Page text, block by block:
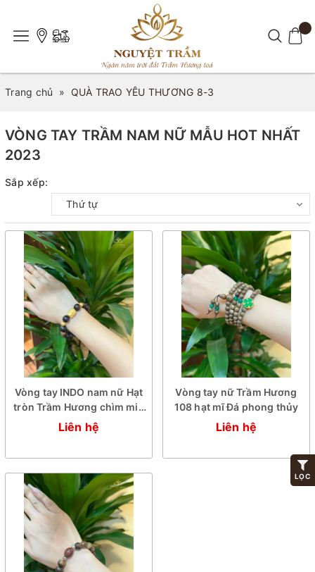
Trang chủ » QUÀ TRAO YÊU THƯƠNG 8-3
VÒNG TAY TRẦM NAM NỮ MẪU HOT NHẤT
2023
Sắp xếp:
Thứ tự
Vòng tay INDO nam nữ Hạt
tròn Trầm Hương chìm mix
vàng 24k mặt Phật
Liên hệ
Vòng tay nữ Trầm Hương
108 hạt mĩ Đá phong thủy
Liên hệ
LỌC